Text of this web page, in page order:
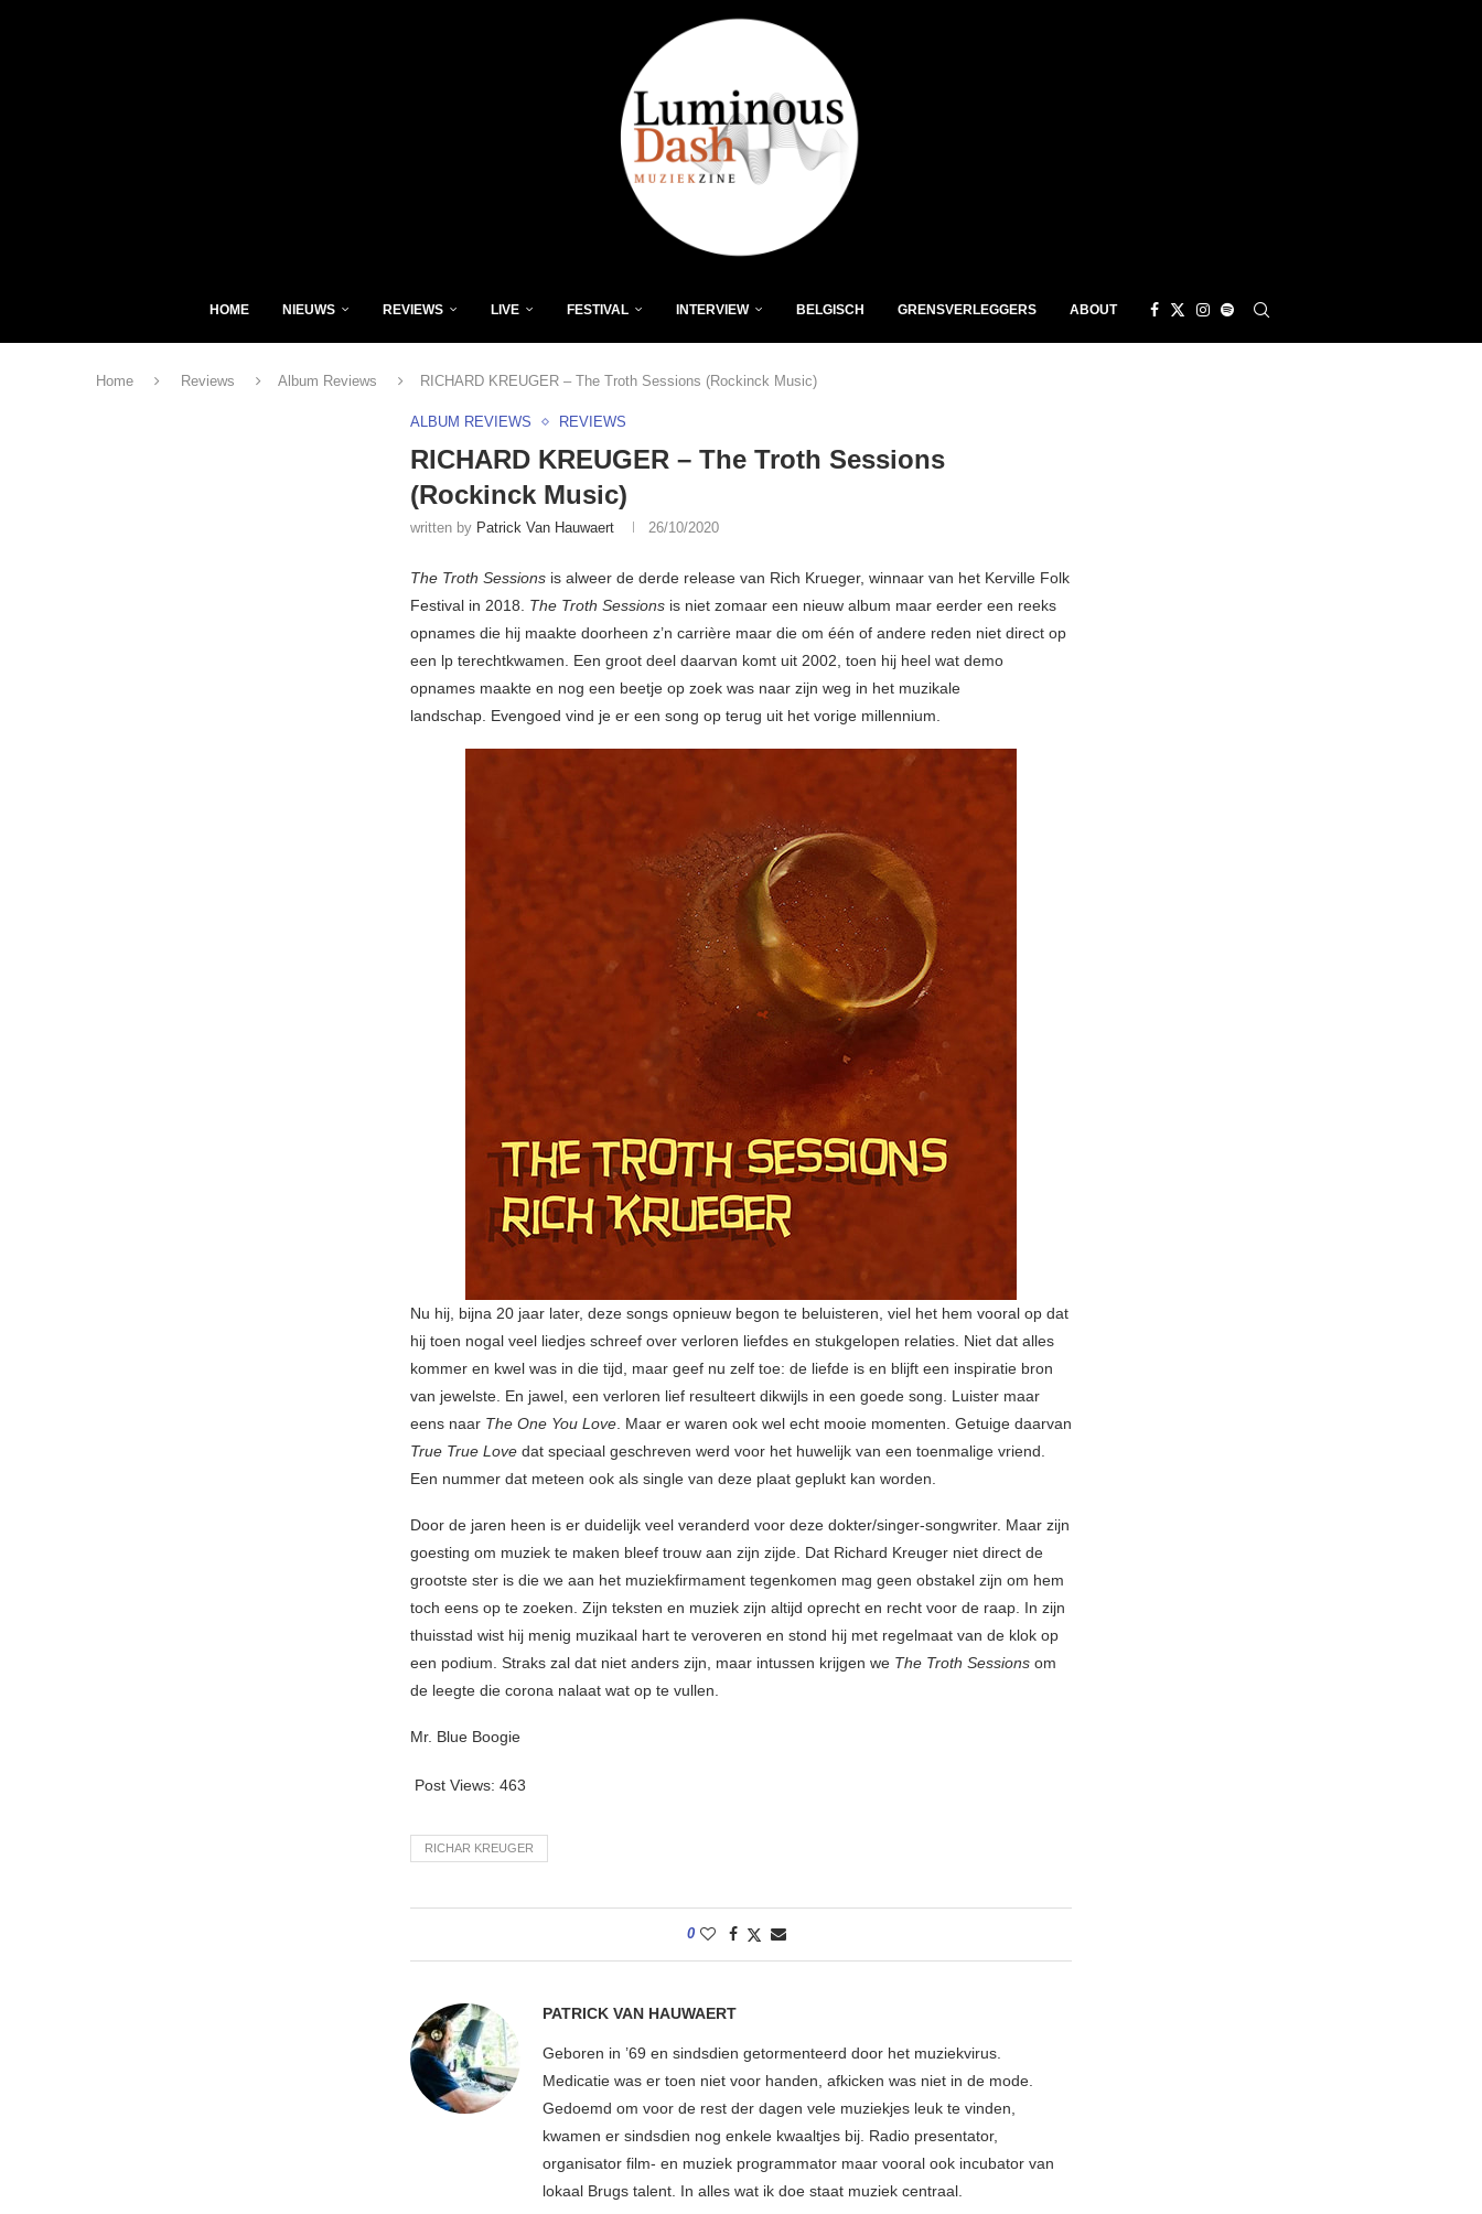
HOME NIEUWS REVIEWS LIVE FESTIVAL INTERVIEW BELGISCH GRENSVERLEGGERS ABOUT
Home Reviews Album Reviews RICHARD KREUGER – The Troth Sessions (Rockinck Music)
ALBUM REVIEWS REVIEWS
RICHARD KREUGER – The Troth Sessions
(Rockinck Music)
written by Patrick Van Hauwaert 26/10/2020
The Troth Sessions is alweer de derde release van Rich Krueger, winnaar van het Kerville Folk
Festival in 2018. The Troth Sessions is niet zomaar een nieuw album maar eerder een reeks
opnames die hij maakte doorheen z’n carrière maar die om één of andere reden niet direct op
een lp terechtkwamen. Een groot deel daarvan komt uit 2002, toen hij heel wat demo
opnames maakte en nog een beetje op zoek was naar zijn weg in het muzikale
landschap. Evengoed vind je er een song op terug uit het vorige millennium.
Nu hij, bijna 20 jaar later, deze songs opnieuw begon te beluisteren, viel het hem vooral op dat
hij toen nogal veel liedjes schreef over verloren liefdes en stukgelopen relaties. Niet dat alles
kommer en kwel was in die tijd, maar geef nu zelf toe: de liefde is en blijft een inspiratie bron
van jewelste. En jawel, een verloren lief resulteert dikwijls in een goede song. Luister maar
eens naar The One You Love. Maar er waren ook wel echt mooie momenten. Getuige daarvan
True True Love dat speciaal geschreven werd voor het huwelijk van een toenmalige vriend.
Een nummer dat meteen ook als single van deze plaat geplukt kan worden.
Door de jaren heen is er duidelijk veel veranderd voor deze dokter/singer-songwriter. Maar zijn
goesting om muziek te maken bleef trouw aan zijn zijde. Dat Richard Kreuger niet direct de
grootste ster is die we aan het muziekfirmament tegenkomen mag geen obstakel zijn om hem
toch eens op te zoeken. Zijn teksten en muziek zijn altijd oprecht en recht voor de raap. In zijn
thuisstad wist hij menig muzikaal hart te veroveren en stond hij met regelmaat van de klok op
een podium. Straks zal dat niet anders zijn, maar intussen krijgen we The Troth Sessions om
de leegte die corona nalaat wat op te vullen.
Mr. Blue Boogie
Post Views: 463
RICHAR KREUGER
0
PATRICK VAN HAUWAERT
Geboren in ’69 en sindsdien getormenteerd door het muziekvirus.
Medicatie was er toen niet voor handen, afkicken was niet in de mode.
Gedoemd om voor de rest der dagen vele muziekjes leuk te vinden,
kwamen er sindsdien nog enkele kwaaltjes bij. Radio presentator,
organisator film- en muziek programmator maar vooral ook incubator van
lokaal Brugs talent. In alles wat ik doe staat muziek centraal.